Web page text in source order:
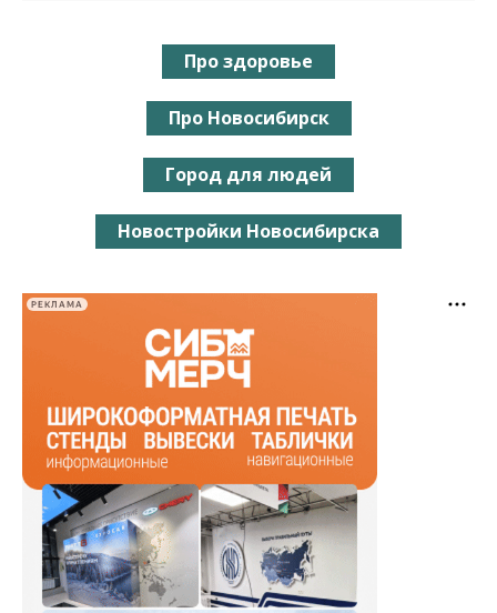
Про здоровье
Про Новосибирск
Город для людей
Новостройки Новосибирска
РЕКЛАМА